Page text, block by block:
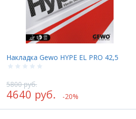
Накладка Victas V>15 EXTRA
6670 руб.
5336 руб. -20%